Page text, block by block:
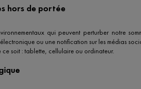
hors de portée
qui peuvent perturber notre
ou une notification sur les médias
soit : tablette, cellulaire ou ordinateur.